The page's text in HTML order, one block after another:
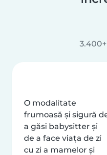
O modalitate
frumoasă și sigură
a găsi babysitter și
de a face viața de zi
cu zi a mamelor și